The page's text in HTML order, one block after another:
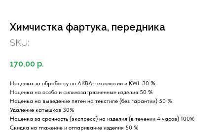
Химчистка фартука, передника
SKU:
170,00 р.
Наценка за обработку по АКВА-технологии и KWL 30 %
Наценка на особо и сильнозагрязненные изделия 50 %
Наценка на выведение пятен на текстиле (без гарантии) 50 %
Удаление катышков 30%
Наценка за срочность (экспресс) на изделия (в течении 4 часов) 100%
Скидка на глажение и отпаривание изделия 50 %